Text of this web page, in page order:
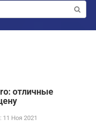
отличные
11 Ноя 2021